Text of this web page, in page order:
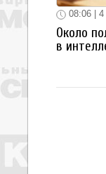
08:06 | 4
Около
в